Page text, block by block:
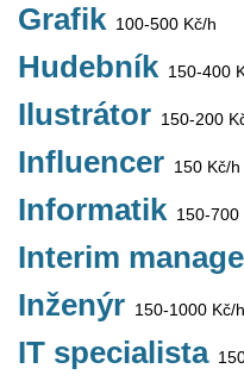
Grafik 100-500 Kč/h
Hudebník 150-400
Ilustrátor 150-200
Influencer 150 Kč/h
Informatik 150-700
Interim
Inženýr 150-1000 Kč/h
IT specialista